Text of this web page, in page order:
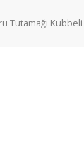
Tutamağı Kubbeli